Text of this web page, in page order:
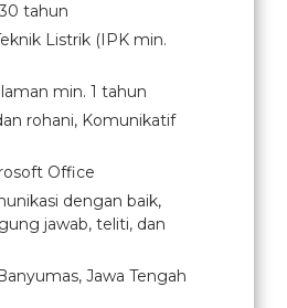
tahun
Listrik (IPK min.
min. 1 tahun
rohani, Komunikatif
Office
dengan baik,
jawab, teliti, dan
Jawa Tengah